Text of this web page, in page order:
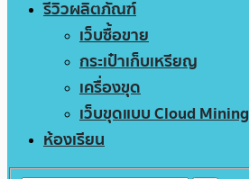
รีวิวผลิตภัณฑ์
เว็บซื้อขาย
กระเป๋าเก็บเหรียญ
เครื่องขุด
เว็บขุดแบบ Cloud Mining
ห้องเรียน